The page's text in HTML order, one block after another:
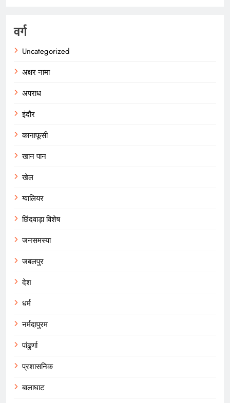
वर्ग
Uncategorized
अक्षर नामा
अपराध
इंदौर
कानाफूसी
खान पान
खेल
ग्वालियर
छिंदवाड़ा विशेष
जनसमस्या
जबलपुर
देश
धर्म
नर्मदापुरम
पांढुर्णा
प्रशासनिक
बालाघाट